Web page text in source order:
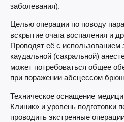
заболевания).
Целью операции по поводу
вскрытие очага воспаления и
Проводят её с использованием
каудальной (сакральной)
может потребоваться общее
при поражении абсцессом
Техническое оснащение
Клиник» и уровень подготовки
проводить экстренные